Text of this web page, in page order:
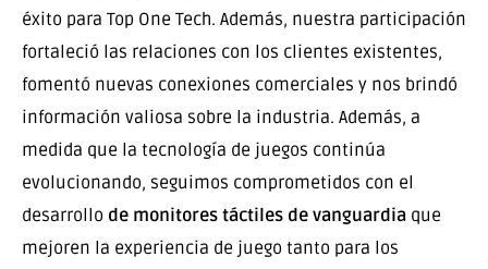
éxito para Top One Tech. Además, nuestra participación
fortaleció las relaciones con los clientes existentes,
fomentó nuevas conexiones comerciales y nos brindó
información valiosa sobre la industria. Además, a
medida que la tecnología de juegos continúa
evolucionando, seguimos comprometidos con el
desarrollo de monitores táctiles de vanguardia que
mejoren la experiencia de juego tanto para los